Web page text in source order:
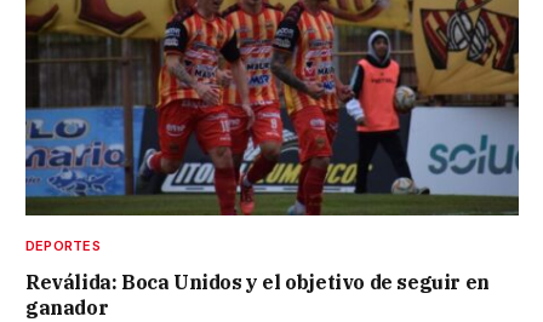
DEPORTES
Reválida: Boca Unidos y el objetivo de seguir en
ganador